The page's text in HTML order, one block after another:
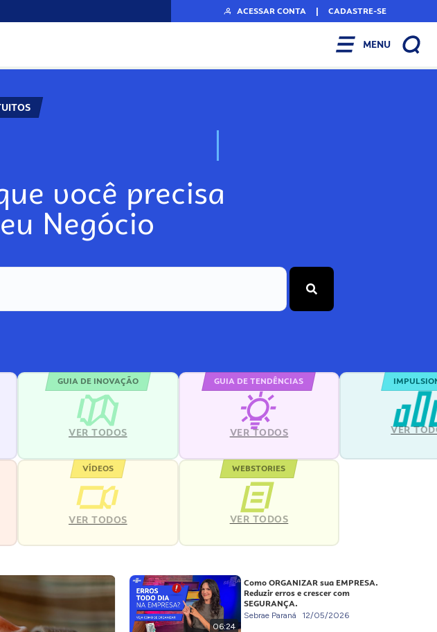
ACESSAR CONTA | CADASTRE-SE
MENU
N
você precisa
Negócio
GUIA DE INOVAÇÃO
VER TODOS
GUIA DE TENDÊNCIAS
VER TODOS VER
VÍDEOS
VER TODOS
WEBSTORIES
VER TODOS
06:24
Como ORGANIZAR sua EMPRESA.
Reduzir erros e crescer com
SEGURANÇA.
Sebrae Paraná 12/05/2026